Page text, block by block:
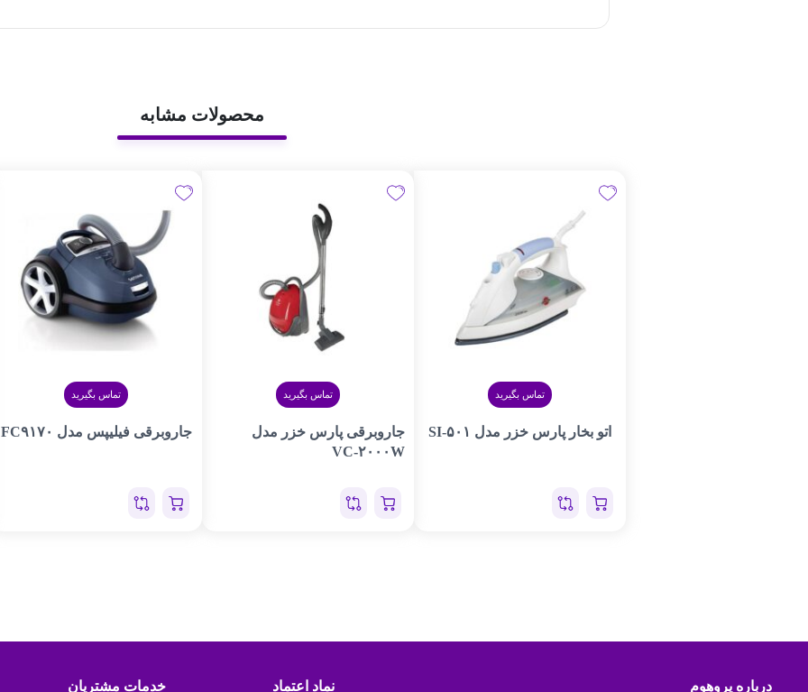
محصولات مشابه
تماس بگیرید
اتو بخار پارس خزر مدل SI-۵۰۱
تماس بگیرید
جاروبرقی پارس خزر مدل
VC-۲۰۰۰W
تماس بگیرید
جاروبرقی فیلیپس مدل FC۹۱۷۰
درباره پروهوم نماد اعتماد خدمات مشتریان